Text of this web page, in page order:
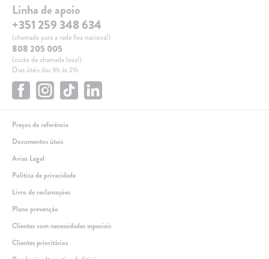
Linha de apoio
+351 259 348 634
(chamada para a rede fixa nacional)
808 205 005
(custo de chamada local)
Dias úteis das 9h às 21h
Preços de referência
Documentos úteis
Aviso Legal
Política de privacidade
Livro de reclamações
Plano prevenção
Clientes com necessidades especiais
Clientes prioritários